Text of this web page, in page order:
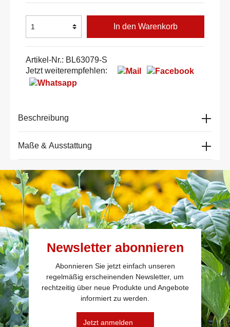
In den Warenkorb
Artikel-Nr.: BL63079-S
Jetzt weiterempfehlen:
Beschreibung
Maße & Ausstattung
Newsletter abonnieren
Abonnieren Sie jetzt einfach unseren
regelmäßig erscheinenden Newsletter, um
rechtzeitig über neue Produkte und Angebote
informiert zu werden.
Jetzt anmelden